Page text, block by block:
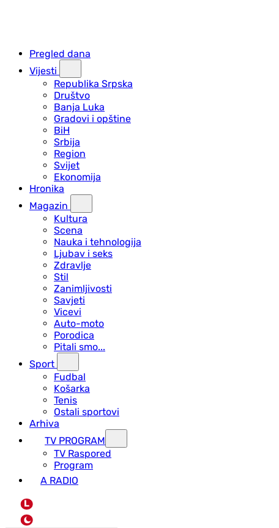
Pregled dana
Vijesti
Republika Srpska
Društvo
Banja Luka
Gradovi i opštine
BiH
Srbija
Region
Svijet
Ekonomija
Hronika
Magazin
Kultura
Scena
Nauka i tehnologija
Ljubav i seks
Zdravlje
Stil
Zanimljivosti
Savjeti
Vicevi
Auto-moto
Porodica
Pitali smo...
Sport
Fudbal
Košarka
Tenis
Ostali sportovi
Arhiva
TV PROGRAM
ТV Raspored
Program
A RADIO
L